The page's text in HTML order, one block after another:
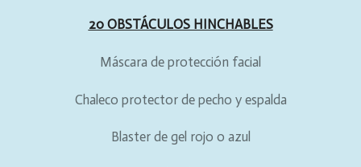
20 OBSTÁCULOS HINCHABLES
Máscara de protección facial
Chaleco protector de pecho y espalda
Blaster de gel rojo o azul